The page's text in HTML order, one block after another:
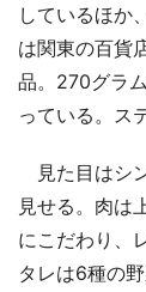
しているほか
は関東の百貨
品。270グラ
っている。ス
見た目はシ
見せる。肉は
にこだわり、
タレは6種の